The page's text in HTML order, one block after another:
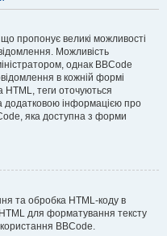
пропонує великі можливості
Можливість
однак BBCode
в кожній формі
теги оточуються
додатковою інформацією про
яка доступна з форми
та обробка HTML-коду в
для форматування тексту
BBCode.